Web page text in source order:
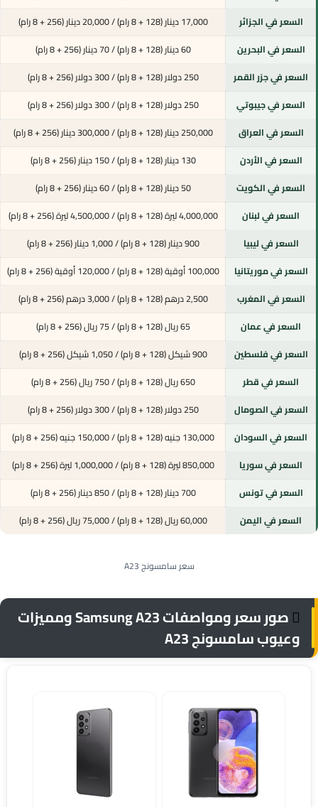
السعر في الجزائر
17,000 دينار (128 + 8 رام) / 20,000 دينار (256 + 8 رام)
السعر في البحرين
60 دينار (128 + 8 رام) / 70 دينار (256 + 8 رام)
السعر في جزر القمر
250 دولار (128 + 8 رام) / 300 دولار (256 + 8 رام)
السعر في جيبوتي
250 دولار (128 + 8 رام) / 300 دولار (256 + 8 رام)
السعر في العراق
250,000 دينار (128 + 8 رام) / 300,000 دينار (256 + 8 رام)
السعر في الأردن
130 دينار (128 + 8 رام) / 150 دينار (256 + 8 رام)
السعر في الكويت
50 دينار (128 + 8 رام) / 60 دينار (256 + 8 رام)
السعر في لبنان
4,000,000 ليرة (128 + 8 رام) / 4,500,000 ليرة (256 + 8 رام)
السعر في ليبيا
900 دينار (128 + 8 رام) / 1,000 دينار (256 + 8 رام)
السعر في موريتانيا
100,000 أوقية (128 + 8 رام) / 120,000 أوقية (256 + 8 رام)
السعر في المغرب
2,500 درهم (128 + 8 رام) / 3,000 درهم (256 + 8 رام)
السعر في عمان
65 ريال (128 + 8 رام) / 75 ريال (256 + 8 رام)
السعر في فلسطين
900 شيكل (128 + 8 رام) / 1,050 شيكل (256 + 8 رام)
السعر في قطر
650 ريال (128 + 8 رام) / 750 ريال (256 + 8 رام)
السعر في الصومال
250 دولار (128 + 8 رام) / 300 دولار (256 + 8 رام)
السعر في السودان
130,000 جنيه (128 + 8 رام) / 150,000 جنيه (256 + 8 رام)
السعر في سوريا
850,000 ليرة (128 + 8 رام) / 1,000,000 ليرة (256 + 8 رام)
السعر في تونس
700 دينار (128 + 8 رام) / 850 دينار (256 + 8 رام)
السعر في اليمن
60,000 ريال (128 + 8 رام) / 75,000 ريال (256 + 8 رام)
سعر سامسونج A23
صور سعر ومواصفات Samsung A23 ومميزات
وعيوب سامسونج A23